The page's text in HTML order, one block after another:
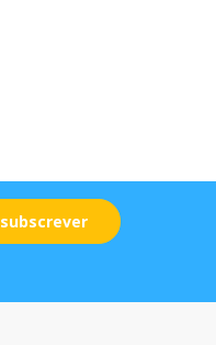
subscrever